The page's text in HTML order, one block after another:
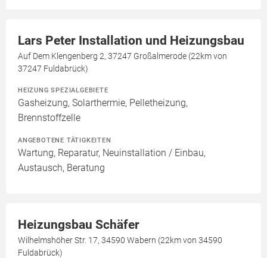
Lars Peter Installation und Heizungsbau
Auf Dem Klengenberg 2, 37247 Großalmerode (22km von
37247 Fuldabrück)
HEIZUNG SPEZIALGEBIETE
Gasheizung, Solarthermie, Pelletheizung,
Brennstoffzelle
ANGEBOTENE TÄTIGKEITEN
Wartung, Reparatur, Neuinstallation / Einbau,
Austausch, Beratung
Heizungsbau Schäfer
Wilhelmshöher Str. 17, 34590 Wabern (22km von 34590
Fuldabrück)